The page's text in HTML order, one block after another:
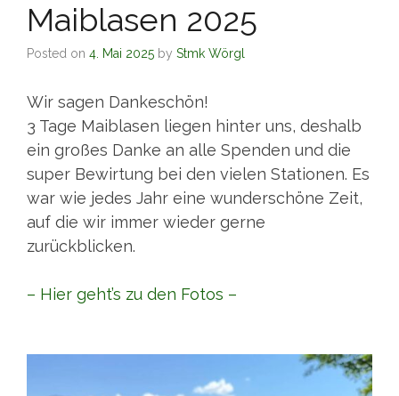
Maiblasen 2025
Posted on 4. Mai 2025 by Stmk Wörgl
Wir sagen Dankeschön!
3 Tage Maiblasen liegen hinter uns, deshalb
ein großes Danke an alle Spenden und die
super Bewirtung bei den vielen Stationen. Es
war wie jedes Jahr eine wunderschöne Zeit,
auf die wir immer wieder gerne
zurückblicken.
– Hier geht’s zu den Fotos –